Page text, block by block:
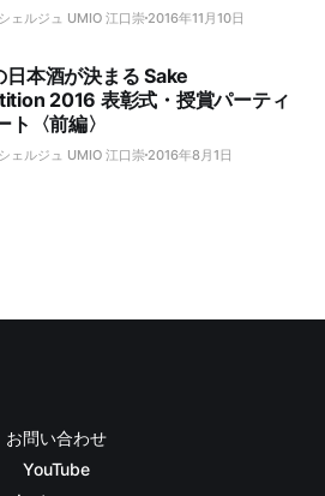
ェルジュ UMIO 江口崇 2016年11月10日
日本酒が決まる Sake
2016 表彰式・授賞パーティ
ト〈前編〉
ェルジュ UMIO 江口崇 2016年8月1日
お問い合わせ
YouTube